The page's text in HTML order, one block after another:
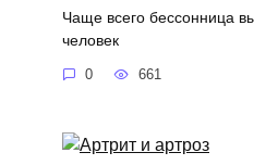
Чаще всего бессонница
человек
0 661